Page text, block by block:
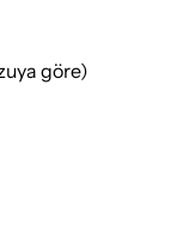
göre)